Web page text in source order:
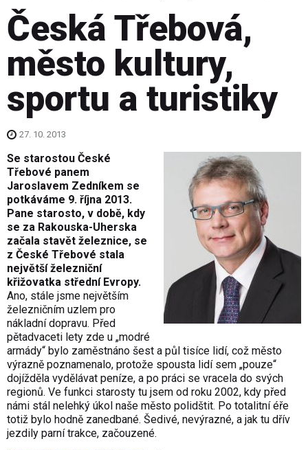
Česká Třebová,
město kultury,
sportu a turistiky
27. 10. 2013
Se starostou České
Třebové panem
Jaroslavem Zedníkem se
potkáváme 9. října 2013.
Pane starosto, v době, kdy
se za Rakouska-Uherska
začala stavět železnice, se
z České Třebové stala
největší železniční
křižovatka střední Evropy.
Ano, stále jsme největším
železničním uzlem pro
nákladní dopravu. Před
pětadvaceti lety zde u „modré
armády“ bylo zaměstnáno šest a půl tisíce lidí, což město
výrazně poznamenalo, protože spousta lidí sem „pouze“
dojížděla vydělávat peníze, a po práci se vracela do svých
regionů. Ve funkci starosty tu jsem od roku 2002, kdy před
námi stál nelehký úkol naše město polidštit. Po totalitní éře
totiž bylo hodně zanedbané. Šedivé, nevýrazné, a jak tu dřív
jezdily parní trakce, začouzené.